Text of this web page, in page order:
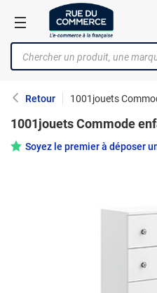
Retour 1001jouets
1001jouets Commode
Soyez le premier à déposer